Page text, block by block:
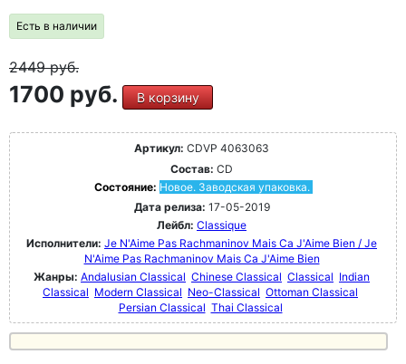
Есть в наличии
2449руб.
1700 руб. В корзину
Артикул: CDVP 4063063
Состав: CD
Состояние: Новое. Заводская упаковка.
Дата релиза: 17-05-2019
Лейбл: Classique
Исполнители: Je N'Aime Pas Rachmaninov Mais Ca J'Aime Bien / Je
N'Aime Pas Rachmaninov Mais Ca J'Aime Bien
Жанры: Andalusian Classical Chinese Classical Classical Indian
Classical Modern Classical Neo-Classical Ottoman Classical
Persian Classical Thai Classical